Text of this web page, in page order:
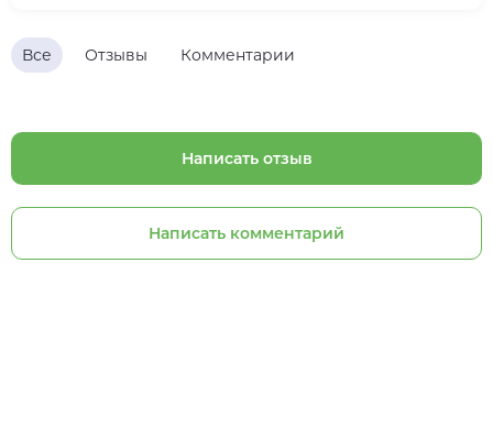
Все Отзывы Комментарии
Написать отзыв
Написать комментарий